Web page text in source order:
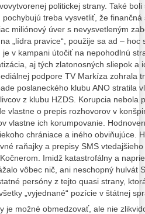
politickej strany. Také boli
treba vysvetliť, že
miliónový úver s nevysvetleným
„lídra pravice“, použije sa ad –
v kampani útočiť na nepohodlnú
aj tých zlatonosných sliepok a
podpore TV Markíza zohrala
poslaneckého klubu ANO stratila
z klubu HZDS. Korupcia nebola
vlastne o prepis rozhovorov v
vlastne ich korumpovanie.
chrániace a iného obviňujúce.
raňajky a prepisy SMS
Imidž katastrofálny a
vôbec nič, ani neschopný hulvát
persóny z tejto quasi strany,
„vyjednané“ pozície v štátnej
je možné obmedzovať, ale nie